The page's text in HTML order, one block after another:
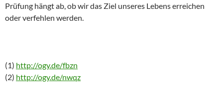
Prüfung hängt ab, ob wir das Ziel unseres Lebens erreichen
oder verfehlen werden.
(1) http://ogy.de/fbzn
(2) http://ogy.de/nwqz